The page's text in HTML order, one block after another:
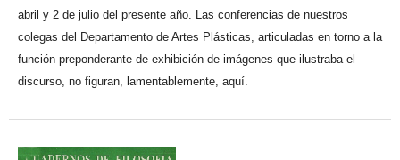
abril y 2 de julio del presente año. Las conferencias de nuestros
colegas del Departamento de Artes Plásticas, articuladas en torno a la
función preponderante de exhibición de imágenes que ilustraba el
discurso, no figuran, lamentablemente, aquí.